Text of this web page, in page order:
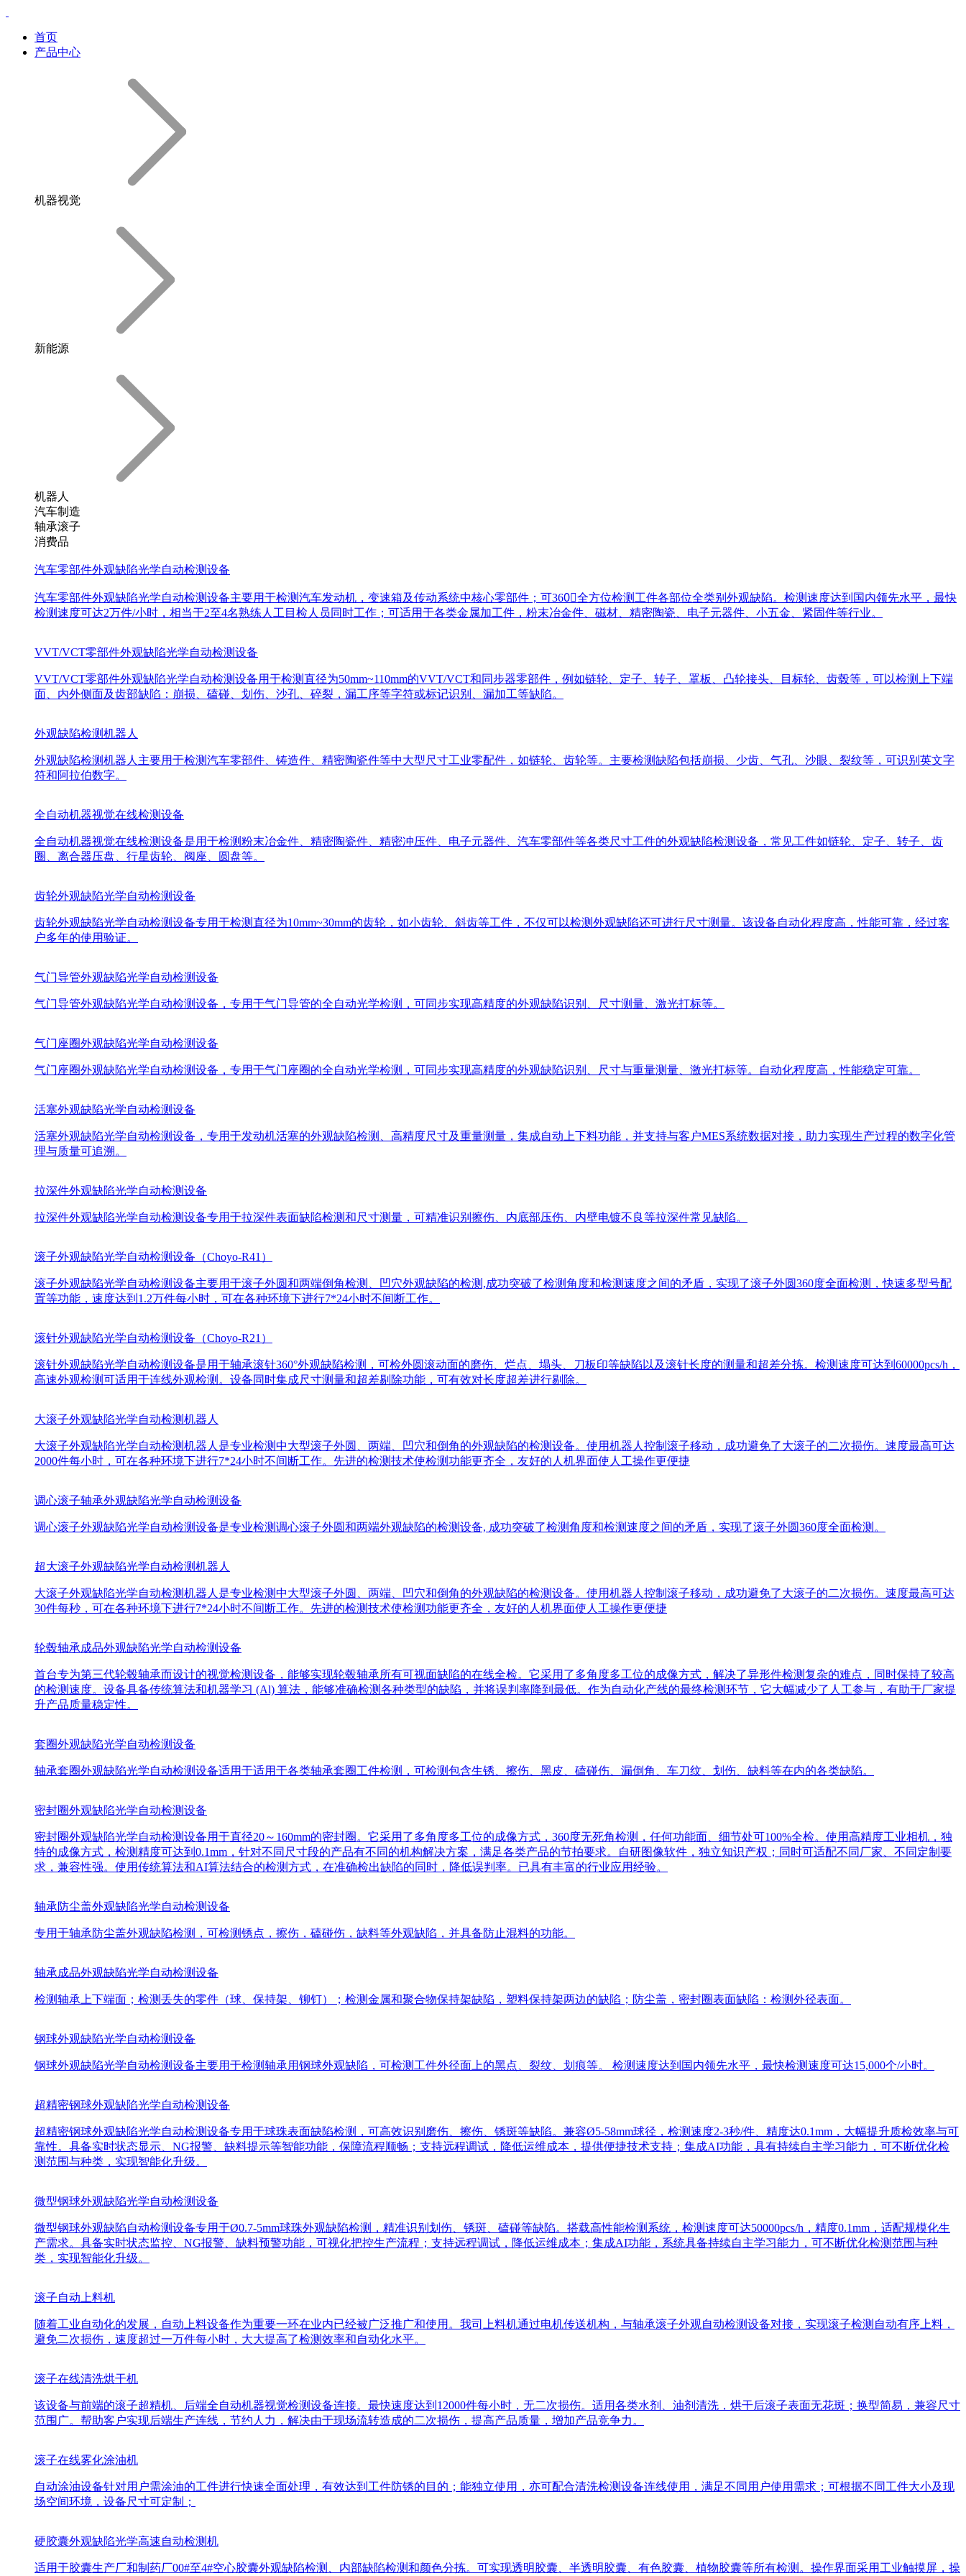
首页
产品中心
机器视觉
新能源
机器人
汽车制造
轴承滚子
消费品
汽车零部件外观缺陷光学自动检测设备
汽车零部件外观缺陷光学自动检测设备主要用于检测汽车发动机，变速箱及传动系统中核心零部件；可360〬全方位检测工件各部位全类别外观缺陷。检测速度达到国内领先水平，最快
检测速度可达2万件/小时，相当于2至4名熟练人工目检人员同时工作；可适用于各类金属加工件，粉末冶金件、磁材、精密陶瓷、电子元器件、小五金、紧固件等行业。
VVT/VCT零部件外观缺陷光学自动检测设备
VVT/VCT零部件外观缺陷光学自动检测设备用于检测直径为50mm~110mm的VVT/VCT和同步器零部件，例如链轮、定子、转子、罩板、凸轮接头、目标轮、齿毂等，可以检测上下端
面、内外侧面及齿部缺陷：崩损、磕碰、划伤、沙孔、碎裂，漏工序等字符或标记识别、漏加工等缺陷。
外观缺陷检测机器人
外观缺陷检测机器人主要用于检测汽车零部件、铸造件、精密陶瓷件等中大型尺寸工业零配件，如链轮、齿轮等。主要检测缺陷包括崩损、少齿、气孔、沙眼、裂纹等，可识别英文字
符和阿拉伯数字。
全自动机器视觉在线检测设备
全自动机器视觉在线检测设备是用于检测粉末冶金件、精密陶瓷件、精密冲压件、电子元器件、汽车零部件等各类尺寸工件的外观缺陷检测设备，常见工件如链轮、定子、转子、齿
圈、离合器压盘、行星齿轮、阀座、圆盘等。
齿轮外观缺陷光学自动检测设备
齿轮外观缺陷光学自动检测设备专用于检测直径为10mm~30mm的齿轮，如小齿轮、斜齿等工件，不仅可以检测外观缺陷还可进行尺寸测量。该设备自动化程度高，性能可靠，经过客
户多年的使用验证。
气门导管外观缺陷光学自动检测设备
气门导管外观缺陷光学自动检测设备，专用于气门导管的全自动光学检测，可同步实现高精度的外观缺陷识别、尺寸测量、激光打标等。
气门座圈外观缺陷光学自动检测设备
气门座圈外观缺陷光学自动检测设备，专用于气门座圈的全自动光学检测，可同步实现高精度的外观缺陷识别、尺寸与重量测量、激光打标等。自动化程度高，性能稳定可靠。
活塞外观缺陷光学自动检测设备
活塞外观缺陷光学自动检测设备，专用于发动机活塞的外观缺陷检测、高精度尺寸及重量测量，集成自动上下料功能，并支持与客户MES系统数据对接，助力实现生产过程的数字化管
理与质量可追溯。
拉深件外观缺陷光学自动检测设备
拉深件外观缺陷光学自动检测设备专用于拉深件表面缺陷检测和尺寸测量，可精准识别擦伤、内底部压伤、内壁电镀不良等拉深件常见缺陷。
滚子外观缺陷光学自动检测设备（Choyo-R41）
滚子外观缺陷光学自动检测设备主要用于滚子外圆和两端倒角检测、凹穴外观缺陷的检测,成功突破了检测角度和检测速度之间的矛盾，实现了滚子外圆360度全面检测，快速多型号配
置等功能，速度达到1.2万件每小时，可在各种环境下进行7*24小时不间断工作。
滚针外观缺陷光学自动检测设备（Choyo-R21）
滚针外观缺陷光学自动检测设备是用于轴承滚针360°外观缺陷检测，可检外圆滚动面的磨伤、烂点、塌头、刀板印等缺陷以及滚针长度的测量和超差分拣。检测速度可达到60000pcs/h，
高速外观检测可适用于连线外观检测。设备同时集成尺寸测量和超差剔除功能，可有效对长度超差进行剔除。
大滚子外观缺陷光学自动检测机器人
大滚子外观缺陷光学自动检测机器人是专业检测中大型滚子外圆、两端、凹穴和倒角的外观缺陷的检测设备。使用机器人控制滚子移动，成功避免了大滚子的二次损伤。速度最高可达
2000件每小时，可在各种环境下进行7*24小时不间断工作。先进的检测技术使检测功能更齐全，友好的人机界面使人工操作更便捷
调心滚子轴承外观缺陷光学自动检测设备
调心滚子外观缺陷光学自动检测设备是专业检测调心滚子外圆和两端外观缺陷的检测设备, 成功突破了检测角度和检测速度之间的矛盾，实现了滚子外圆360度全面检测。
超大滚子外观缺陷光学自动检测机器人
大滚子外观缺陷光学自动检测机器人是专业检测中大型滚子外圆、两端、凹穴和倒角的外观缺陷的检测设备。使用机器人控制滚子移动，成功避免了大滚子的二次损伤。速度最高可达
30件每秒，可在各种环境下进行7*24小时不间断工作。先进的检测技术使检测功能更齐全，友好的人机界面使人工操作更便捷
轮毂轴承成品外观缺陷光学自动检测设备
首台专为第三代轮毂轴承而设计的视觉检测设备，能够实现轮毂轴承所有可视面缺陷的在线全检。它采用了多角度多工位的成像方式，解决了异形件检测复杂的难点，同时保持了较高
的检测速度。设备具备传统算法和机器学习 (Al) 算法，能够准确检测各种类型的缺陷，并将误判率降到最低。作为自动化产线的最终检测环节，它大幅减少了人工参与，有助于厂家提
升产品质量稳定性。
套圈外观缺陷光学自动检测设备
轴承套圈外观缺陷光学自动检测设备适用于适用于各类轴承套圈工件检测，可检测包含生锈、擦伤、黑皮、磕碰伤、漏倒角、车刀纹、划伤、缺料等在内的各类缺陷。
密封圈外观缺陷光学自动检测设备
密封圈外观缺陷光学自动检测设备用于直径20～160mm的密封圈。它采用了多角度多工位的成像方式，360度无死角检测，任何功能面、细节处可100%全检。使用高精度工业相机，独
特的成像方式，检测精度可达到0.1mm，针对不同尺寸段的产品有不同的机构解决方案，满足各类产品的节拍要求。自研图像软件，独立知识产权；同时可适配不同厂家、不同定制要
求，兼容性强。使用传统算法和AI算法结合的检测方式，在准确检出缺陷的同时，降低误判率。已具有丰富的行业应用经验。
轴承防尘盖外观缺陷光学自动检测设备
专用于轴承防尘盖外观缺陷检测，可检测锈点，擦伤，磕碰伤，缺料等外观缺陷，并具备防止混料的功能。
轴承成品外观缺陷光学自动检测设备
检测轴承上下端面；检测丢失的零件（球、保持架、铆钉）；检测金属和聚合物保持架缺陷，塑料保持架两边的缺陷；防尘盖，密封圈表面缺陷：检测外径表面。
钢球外观缺陷光学自动检测设备
钢球外观缺陷光学自动检测设备主要用于检测轴承用钢球外观缺陷，可检测工件外径面上的黑点、裂纹、划痕等。 检测速度达到国内领先水平，最快检测速度可达15,000个/小时。
超精密钢球外观缺陷光学自动检测设备
超精密钢球外观缺陷光学自动检测设备专用于球珠表面缺陷检测，可高效识别磨伤、擦伤、锈斑等缺陷。兼容Ø5-58mm球径，检测速度2-3秒/件、精度达0.1mm，大幅提升质检效率与可
靠性。具备实时状态显示、NG报警、缺料提示等智能功能，保障流程顺畅；支持远程调试，降低运维成本，提供便捷技术支持；集成AI功能，具有持续自主学习能力，可不断优化检
测范围与种类，实现智能化升级。
微型钢球外观缺陷光学自动检测设备
微型钢球外观缺陷自动检测设备专用于Ø0.7-5mm球珠外观缺陷检测，精准识别划伤、锈斑、磕碰等缺陷。搭载高性能检测系统，检测速度可达50000pcs/h，精度0.1mm，适配规模化生
产需求。具备实时状态监控、NG报警、缺料预警功能，可视化把控生产流程；支持远程调试，降低运维成本；集成AI功能，系统具备持续自主学习能力，可不断优化检测范围与种
类，实现智能化升级。
滚子自动上料机
随着工业自动化的发展，自动上料设备作为重要一环在业内已经被广泛推广和使用。我司上料机通过电机传送机构，与轴承滚子外观自动检测设备对接，实现滚子检测自动有序上料，
避免二次损伤，速度超过一万件每小时，大大提高了检测效率和自动化水平。
滚子在线清洗烘干机
该设备与前端的滚子超精机、后端全自动机器视觉检测设备连接。最快速度达到12000件每小时，无二次损伤。适用各类水剂、油剂清洗，烘干后滚子表面无花斑；换型简易，兼容尺寸
范围广。帮助客户实现后端生产连线，节约人力，解决由于现场流转造成的二次损伤，提高产品质量，增加产品竞争力。
滚子在线雾化涂油机
自动涂油设备针对用户需涂油的工件进行快速全面处理，有效达到工件防锈的目的；能独立使用，亦可配合清洗检测设备连线使用，满足不同用户使用需求；可根据不同工件大小及现
场空间环境，设备尺寸可定制；
硬胶囊外观缺陷光学高速自动检测机
适用于胶囊生产厂和制药厂00#至4#空心胶囊外观缺陷检测、内部缺陷检测和颜色分拣。可实现透明胶囊、半透明胶囊、有色胶囊、植物胶囊等所有检测。操作界面采用工业触摸屏，操